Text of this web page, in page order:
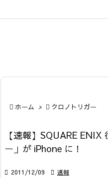
 ホーム >  クロノトリガー
【速報】SQUARE
ー」が iPhone に！
 2011/12/09  速報